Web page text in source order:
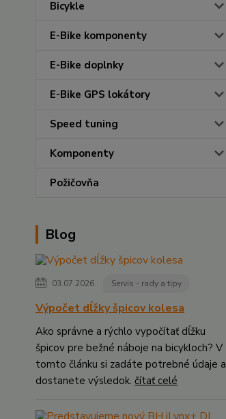
Bicykle
E-Bike komponenty
E-Bike doplnky
E-Bike GPS lokátory
Speed tuning
Komponenty
Požičovňa
Blog
03.07.2026 Servis - rady a tipy
Výpočet dĺžky špicov kolesa
Ako správne a rýchlo vypočítať dĺžku
špicov pre bežné náboje na bicykloch? V
tomto článku si zadáte potrebné údaje a
dostanete výsledok. čítať celé